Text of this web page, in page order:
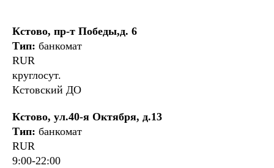
Кстово, пр-т Победы,д. 6
Тип: банкомат
RUR
круглосут.
Кстовский ДО
Кстово, ул.40-я Октября, д.13
Тип: банкомат
RUR
9:00-22:00